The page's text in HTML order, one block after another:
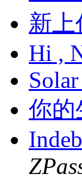
新
Hi ,
你的